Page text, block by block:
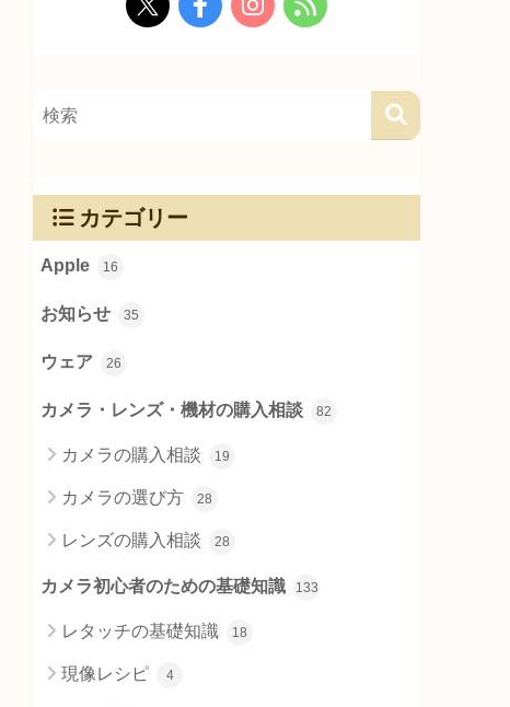
カテゴリー
Apple 16
お知らせ 35
ウェア 26
カメラ・レンズ・機材の購入相談 82
カメラの購入相談 19
カメラの選び方 28
レンズの購入相談 28
カメラ初心者のための基礎知識 133
レタッチの基礎知識 18
現像レシピ 4